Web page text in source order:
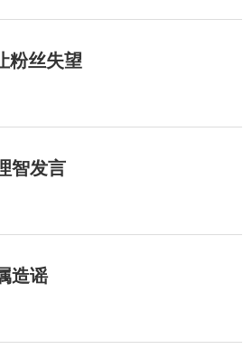
粉丝失望
智发言
造谣